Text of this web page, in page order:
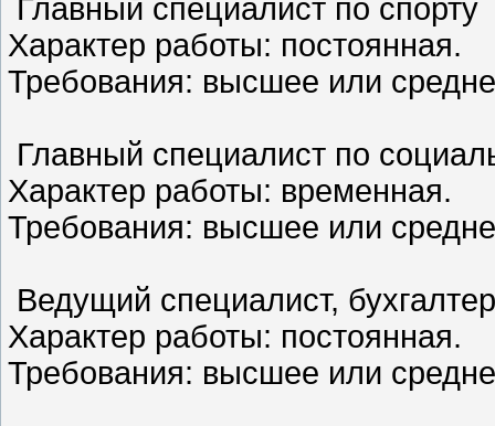
Главный специалист по спорту
Характер работы: постоянная.
Требования: высшее или
Главный специалист по
Характер работы: временная.
Требования: высшее или
Ведущий специалист,
Характер работы: постоянная.
Требования: высшее или